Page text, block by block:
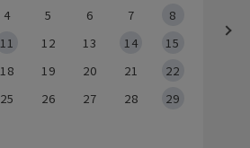
4 5 6 7
8
11 12 13 14
15
18 19 20 21
22
25 26 27 28
29